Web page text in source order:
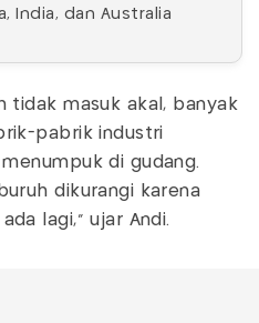
India, dan Australia
tidak masuk akal, banyak
pabrik industri
di gudang.
dikurangi karena
lagi,” ujar Andi.